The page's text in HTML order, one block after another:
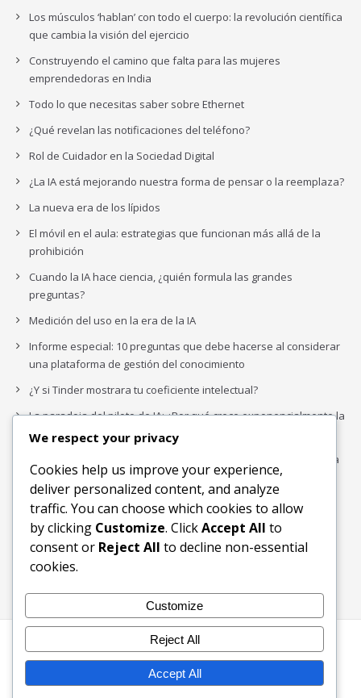
Los músculos ‘hablan’ con todo el cuerpo: la revolución científica
que cambia la visión del ejercicio
Construyendo el camino que falta para las mujeres
emprendedoras en India
Todo lo que necesitas saber sobre Ethernet
¿Qué revelan las notificaciones del teléfono?
Rol de Cuidador en la Sociedad Digital
¿La IA está mejorando nuestra forma de pensar o la reemplaza?
La nueva era de los lípidos
El móvil en el aula: estrategias que funcionan más allá de la
prohibición
Cuando la IA hace ciencia, ¿quién formula las grandes
preguntas?
Medición del uso en la era de la IA
Informe especial: 10 preguntas que debe hacerse al considerar
una plataforma de gestión del conocimiento
¿Y si Tinder mostrara tu coeficiente intelectual?
La paradoja del piloto de IA: ¿Por qué crece exponencialmente la
complejidad de la IA empresarial?
Los organigramas de marketing se crearon para los canales. La
IA acaba de dejarlos obsoletos.
Buscar
Buscar
Inicio Blog
Bloques Temáticos
Contactos
We respect your privacy
Cookies help us improve your experience,
deliver personalized content, and analyze
traffic. You can choose which cookies to allow
by clicking Customize. ClickAccept All to
consent or Reject All to decline non-essential
cookies.
Customize
Reject All
Accept All